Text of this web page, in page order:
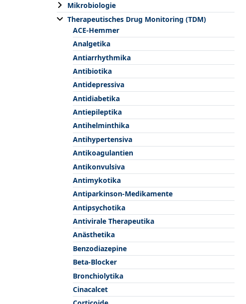
Mikrobiologie
Therapeutisches Drug Monitoring (TDM)
ACE-Hemmer
Analgetika
Antiarrhythmika
Antibiotika
Antidepressiva
Antidiabetika
Antiepileptika
Antihelminthika
Antihypertensiva
Antikoagulantien
Antikonvulsiva
Antimykotika
Antiparkinson-Medikamente
Antipsychotika
Antivirale Therapeutika
Anästhetika
Benzodiazepine
Beta-Blocker
Bronchiolytika
Cinacalcet